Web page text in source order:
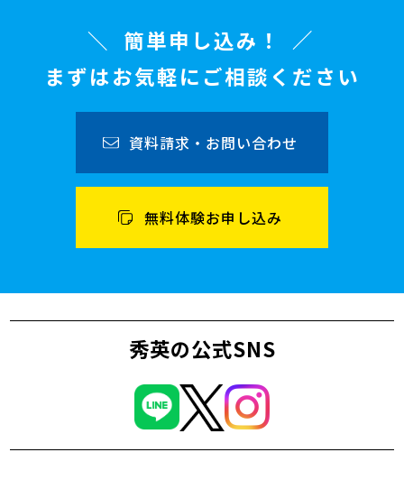
簡単申し込み！
まずはお気軽にご相談ください
資料請求・お問い合わせ
無料体験お申し込み
秀英の公式SNS